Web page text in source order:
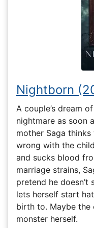
Nightborn
A couple’s dream
nightmare as soon
mother Saga thinks
wrong with the
and sucks blood
marriage strains,
pretend he doesn’t
lets herself start
birth to. Maybe the
monster herself.